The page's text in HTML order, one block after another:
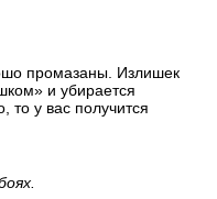
промазаны. Излишек
и убирается
то у вас получится